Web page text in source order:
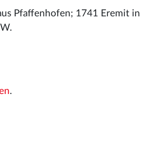
Pfaffenhofen; 1741 Eremit in
.